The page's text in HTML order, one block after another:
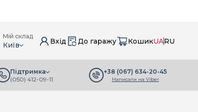
Мій склад
Київ Вхід До гаражу КошикUARU
Підтримка
(050) 412-09-11
+38 (067) 634-20-45
Написати на Viber